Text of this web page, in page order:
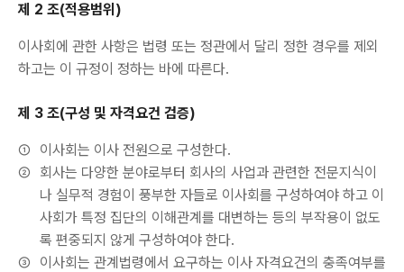
제 2 조(적용범위)
이사회에 관한 사항은 법령 또는 정관에서 달리 정한 경우를 제외
하고는 이 규정이 정하는 바에 따른다.
제 3 조(구성 및 자격요건 검증)
①
이사회는 이사 전원으로 구성한다.
②
회사는 다양한 분야로부터 회사의 사업과 관련한 전문지식이
나 실무적 경험이 풍부한 자들로 이사회를 구성하여야 하고 이
사회가 특정 집단의 이해관계를 대변하는 등의 부작용이 없도
록 편중되지 않게 구성하여야 한다.
③
이사회는 관계법령에서 요구하는 이사 자격요건의 충족여부를